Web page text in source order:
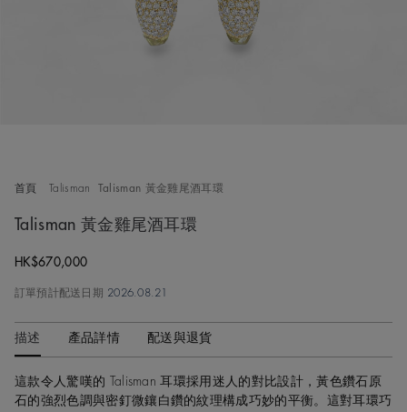
首頁 Talisman Talisman 黃金雞尾酒耳環
Talisman 黃金雞尾酒耳環
Original price
HK$670,000
訂單預計配送日期 2026.08.21
描述 產品詳情 配送與退貨
這款令人驚嘆的 Talisman 耳環採用迷人的對比設計，黃色鑽石原
石的強烈色調與密釘微鑲白鑽的紋理構成巧妙的平衡。這對耳環巧